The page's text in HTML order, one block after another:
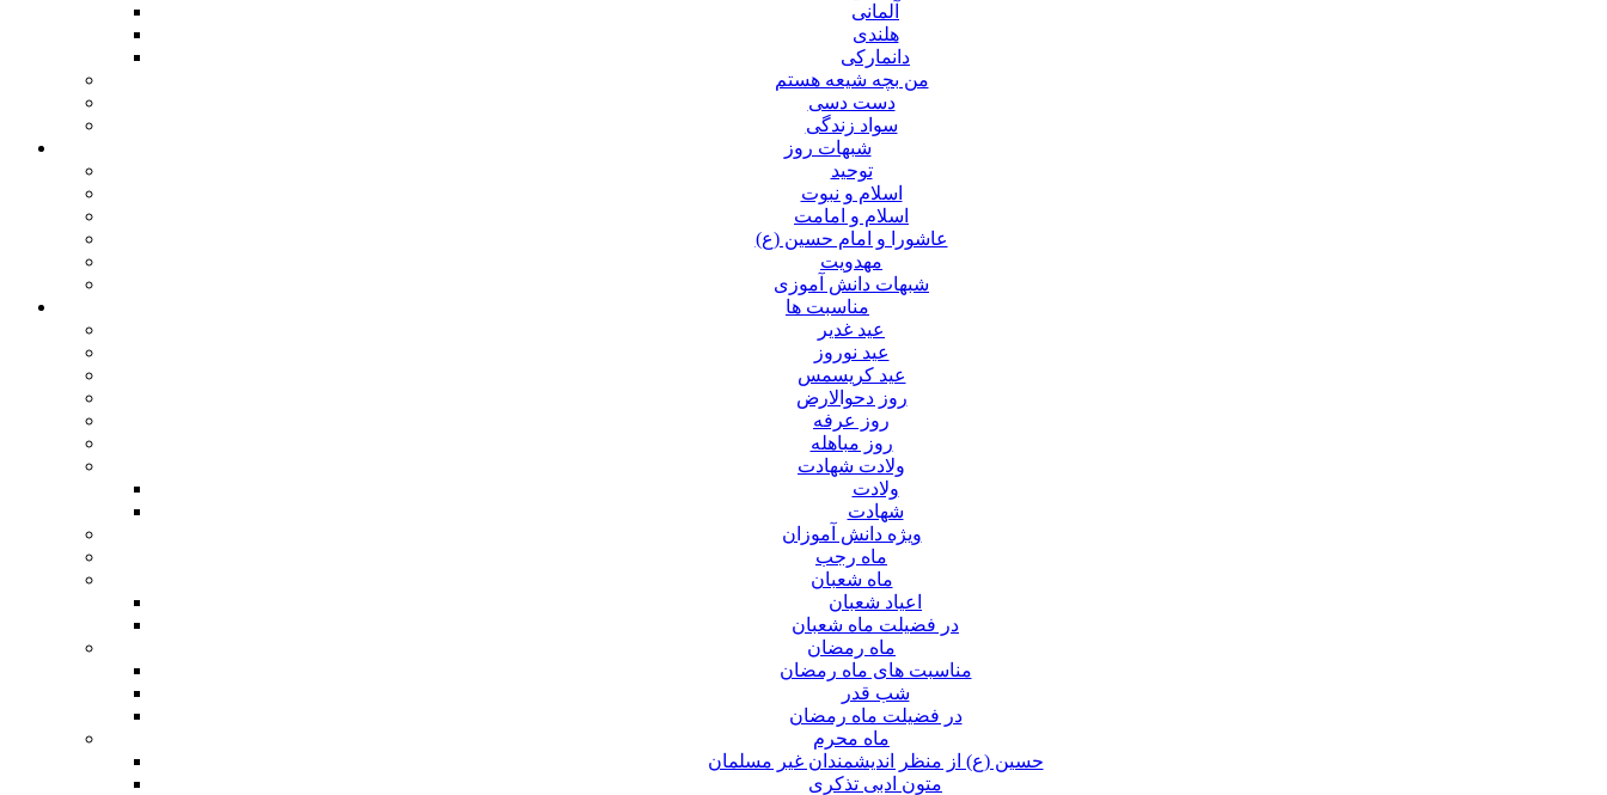
آلمانی
هلندی
دانمارکی
من بچه شیعه هستم
دست دسی
سواد زندگی
شبهات روز
توحید
اسلام و نبوت
اسلام و امامت
عاشورا و امام حسین (ع)
مهدویت
شبهات دانش آموزی
مناسبت ها
عید غدير
عید نوروز
عید کریسمس
روز دحوالارض
روز عرفه
روز مباهله
ولادت شهادت
ولادت
شهادت
ویژه دانش آموزان
ماه رجب
ماه شعبان
اعیاد شعبان
در فضیلت ماه شعبان
ماه رمضان
مناسبت های ماه رمضان
شب قدر
در فضیلت ماه رمضان
ماه محرم
حسین (ع) از منظر اندیشمندان غیر مسلمان
متون ادبی تذکری